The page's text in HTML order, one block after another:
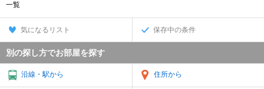
一覧
気になるリスト 保存中の条件
別の探し方でお部屋を探す
沿線・駅から 住所から